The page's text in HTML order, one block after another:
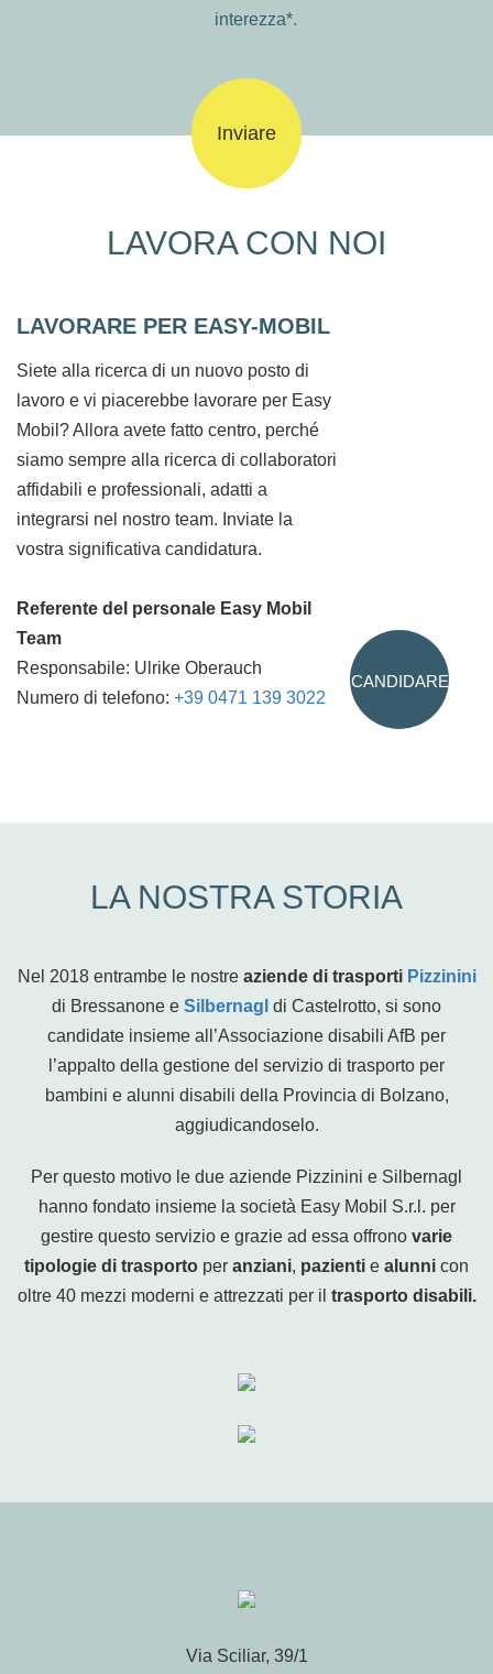
interezza*.
this
LAVORA CON NOI
LAVORARE PER EASY-MOBIL
Siete alla ricerca di un nuovo posto di
lavoro e vi piacerebbe lavorare per Easy
Mobil? Allora avete fatto centro, perché
siamo sempre alla ricerca di collaboratori
affidabili e professionali, adatti a
integrarsi nel nostro team. Inviate la
vostra significativa candidatura.
Referente del personale Easy Mobil
Team
Responsabile: Ulrike Oberauch
Numero di telefono: +39 0471 139 3022
CANDIDARE
LA NOSTRA STORIA
Nel 2018 entrambe le nostre aziende di trasporti Pizzinini
di Bressanone e Silbernagl di Castelrotto, si sono
candidate insieme all’Associazione disabili AfB per
l’appalto della gestione del servizio di trasporto per
bambini e alunni disabili della Provincia di Bolzano,
aggiudicandoselo.
Per questo motivo le due aziende Pizzinini e Silbernagl
hanno fondato insieme la società Easy Mobil S.r.l. per
gestire questo servizio e grazie ad essa offrono varie
tipologie di trasporto per anziani, pazienti e alunni con
oltre 40 mezzi moderni e attrezzati per il trasporto disabili.
Via Sciliar, 39/1